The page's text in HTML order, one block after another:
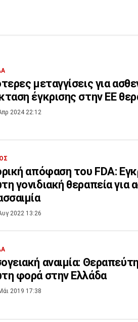
μεταγγίσεις για
έγκρισης στην ΕΕ
2024 22:12
απόφαση του FDA:
γονιδιακή θεραπεία για
2022 13:26
αναιμία:
φορά στην Ελλάδα
2019 17:38